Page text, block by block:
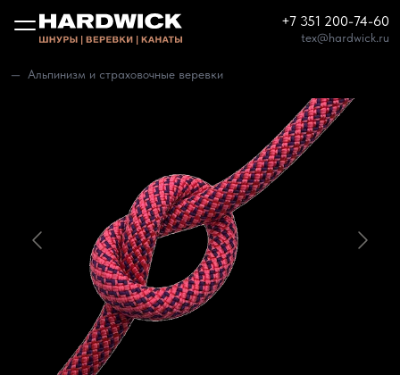
+7 351 200-74-60
tex@hardwick.ru
Альпинизм и страховочные веревки